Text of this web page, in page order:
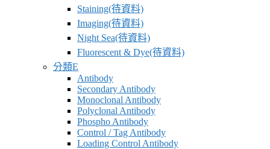
Staining(待資料)
Imaging(待資料)
Night Sea(待資料)
Fluorescent & Dye(待資料)
分類E
Antibody
Secondary Antibody
Monoclonal Antibody
Polyclonal Antibody
Phospho Antibody
Control / Tag Antibody
Loading Control Antibody